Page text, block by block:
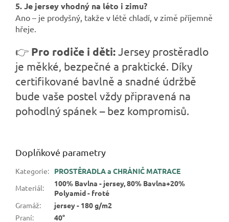
5. Je jersey vhodný na léto i zimu?
Ano – je prodyšný, takže v létě chladí, v zimě příjemně
hřeje.
👉 Pro rodiče i děti:Jersey prostěradlo
je měkké, bezpečné a praktické. Díky
certifikované bavlně a snadné údržbě
bude vaše postel vždy připravená na
pohodlný spánek – bez kompromisů.
Doplňkové parametry
Kategorie:
PROSTĚRADLA a CHRÁNIČ MATRACE
Materiál:
100% Bavlna - jersey, 80% Bavlna+20%
Polyamid - froté
Gramáž:
jersey - 180 g/m2
Praní:
40°